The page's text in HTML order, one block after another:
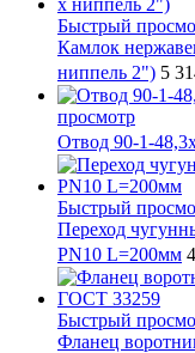
Быстрый
Камлок
ниппель 2") 5
просмотр
Отвод 90-1-
Быстрый
Переход
PN10 L=200мм
Быстрый
Фланец